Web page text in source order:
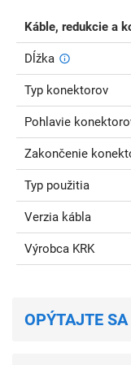
Káble, redukcie a
Dĺžka
Typ konektorov
Pohlavie
Zakončenie
Typ použitia
Verzia kábla
Výrobca KRK
OPÝTAJTE